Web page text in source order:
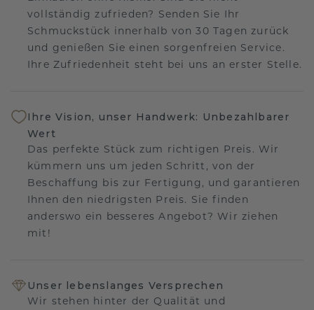
vollständig zufrieden? Senden Sie Ihr
Schmuckstück innerhalb von 30 Tagen zurück
und genießen Sie einen sorgenfreien Service.
Ihre Zufriedenheit steht bei uns an erster Stelle.
Ihre Vision, unser Handwerk: Unbezahlbarer
Wert
Das perfekte Stück zum richtigen Preis. Wir
kümmern uns um jeden Schritt, von der
Beschaffung bis zur Fertigung, und garantieren
Ihnen den niedrigsten Preis. Sie finden
anderswo ein besseres Angebot? Wir ziehen
mit!
Unser lebenslanges Versprechen
Wir stehen hinter der Qualität und